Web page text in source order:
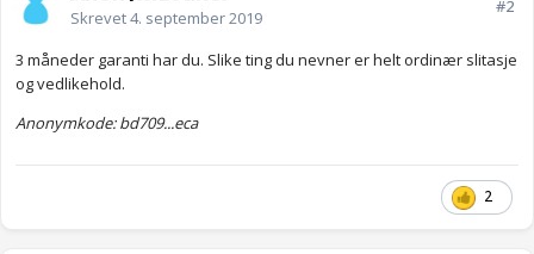
Skrevet4. september 2019
#2
3 måneder garanti har du. Slike ting du nevner er helt ordinær slitasje
og vedlikehold.
Anonymkode: bd709...eca
2